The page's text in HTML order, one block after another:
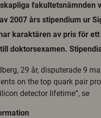
fakultetsnämnden
2007 års stipendium ur
karaktären av pris för
doktorsexamen.
29 år, disputerade 9
on the top quark pair
detector lifetime”, se